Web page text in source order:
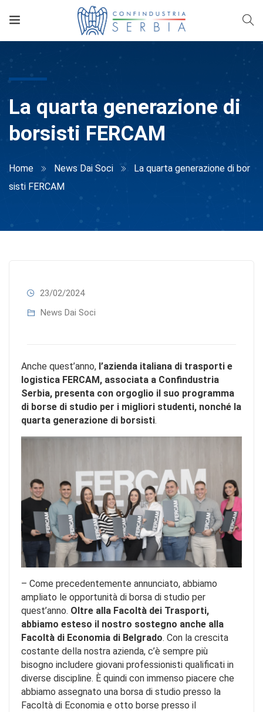
La quarta generazione di
borsisti FERCAM
Home News Dai Soci
La quarta generazione di bor
sisti FERCAM
23/02/2024
News Dai Soci
Anche quest’anno, l’azienda italiana di trasporti e
logistica FERCAM, associata a Confindustria
Serbia, presenta con orgoglio il suo programma
di borse di studio per i migliori studenti, nonché la
quarta generazione di borsisti.
– Come precedentemente annunciato, abbiamo
ampliato le opportunità di borsa di studio per
quest’anno. Oltre alla Facoltà dei Trasporti,
abbiamo esteso il nostro sostegno anche alla
Facoltà di Economia di Belgrado. Con la crescita
costante della nostra azienda, c’è sempre più
bisogno includere giovani professionisti qualificati in
diverse discipline. È quindi con immenso piacere che
abbiamo assegnato una borsa di studio presso la
Facoltà di Economia e otto borse presso il